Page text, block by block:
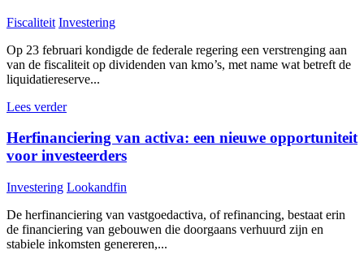
Fiscaliteit Investering
Op 23 februari kondigde de federale regering een verstrenging aan
van de fiscaliteit op dividenden van kmo’s, met name wat betreft de
liquidatiereserve...
Lees verder
Herfinanciering van activa: een nieuwe opportuniteit
voor investeerders
Investering Lookandfin
De herfinanciering van vastgoedactiva, of refinancing, bestaat erin
de financiering van gebouwen die doorgaans verhuurd zijn en
stabiele inkomsten genereren,...